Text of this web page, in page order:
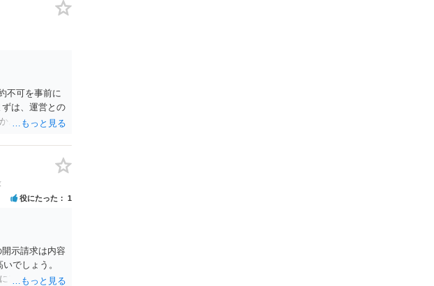
不可を事前に
は、運営との
。 また同時並
役にたった 1
示請求は内容
でしょう。
アカウントが